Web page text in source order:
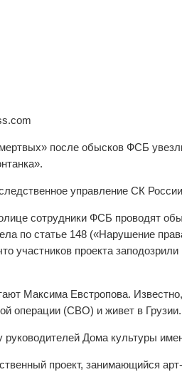
после обысков ФСБ
управление СК России
сотрудники ФСБ проводят
по статье 148 («Нарушение
участников проекта
Максима Евстропова.
операции (СВО) и живет в Грузии.
руководителей Дома культуры
проект, занимающийся